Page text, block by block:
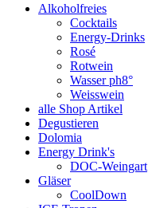
Alkoholfreies
Cocktails
Energy-Drinks
Rosé
Rotwein
Wasser ph8°
Weisswein
alle Shop Artikel
Degustieren
Dolomia
Energy Drink's
DOC-Weingart
Gläser
CoolDown